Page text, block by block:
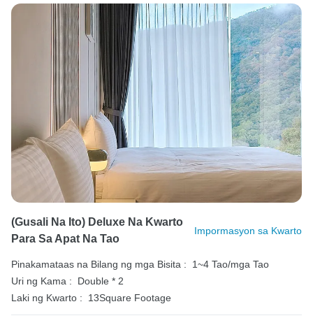
(Gusali Na Ito) Deluxe Na Kwarto
Para Sa Apat Na Tao
Impormasyon sa Kwarto
Pinakamataas na Bilang ng mga Bisita :
1~4 Tao/mga Tao
Uri ng Kama :
Double * 2
Laki ng Kwarto :
13Square Footage